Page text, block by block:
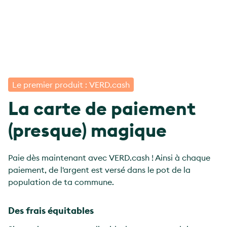
Le premier produit : VERD.cash
La carte de paiement
(presque) magique
Paie dès maintenant avec VERD.cash ! Ainsi à chaque
paiement, de l'argent est versé dans le pot de la
population de ta commune.
Des frais équitables